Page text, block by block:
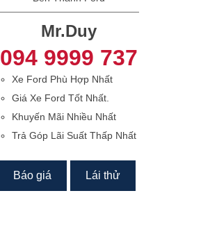
Mr.Duy
094 9999 737
Xe Ford Phù Hợp Nhất
Giá Xe Ford Tốt Nhất.
Khuyến Mãi Nhiều Nhất
Trả Góp Lãi Suất Thấp Nhất
Báo giá Lái thử